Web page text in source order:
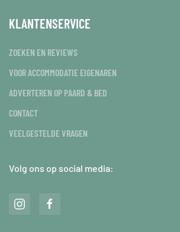
KLANTENSERVICE
ZOEKEN EN REVIEWS
VOOR ACCOMMODATIE EIGENAREN
ADVERTEREN OP PAARD & BED
CONTACT
VEELGESTELDE VRAGEN
Volg ons op social media: